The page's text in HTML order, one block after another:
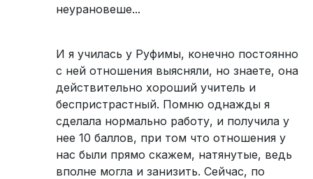
неурановеше...
И я училась у Руфимы, конечно постоянно
с ней отношения выясняли, но знаете, она
действительно хороший учитель и
беспристрастный. Помню однажды я
сделала нормально работу, и получила у
нее 10 баллов, при том что отношения у
нас были прямо скажем, натянутые, ведь
вполне могла и занизить. Сейчас, по